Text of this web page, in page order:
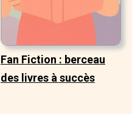
Fan Fiction : berceau
des livres à succès